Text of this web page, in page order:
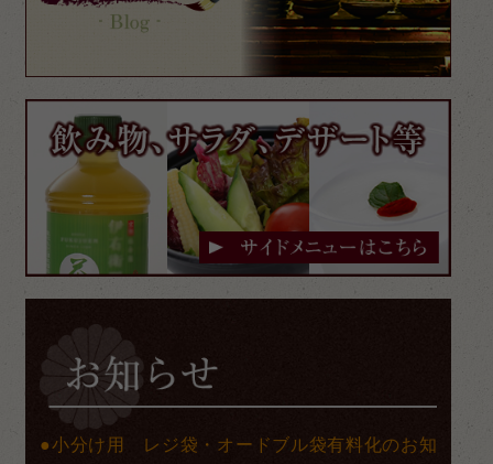
小分け用 レジ袋・オードブル袋有料化のお知